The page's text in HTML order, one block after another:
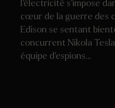
l’électricité s’impose
cœur de la guerre des
Edison se sentant
concurrent Nikola
équipe d’espions…